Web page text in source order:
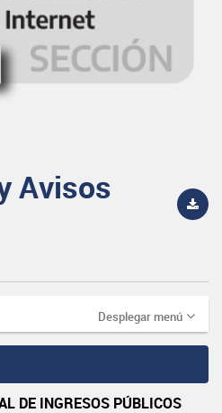
Avisos
Desplegar menú
DE INGRESOS PÚBLICOS